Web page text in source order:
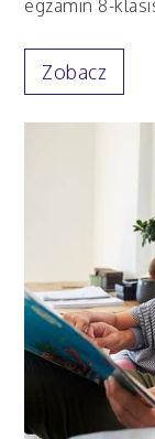
egzamin 8-
Zobacz